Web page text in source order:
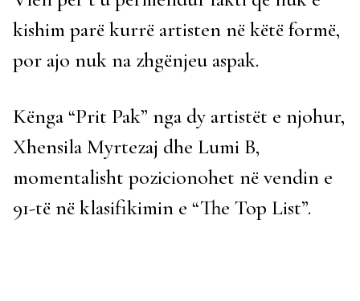
kishim parë kurrë artisten në këtë formë,
por ajo nuk na zhgënjeu aspak.
Kënga “Prit Pak” nga dy artistët e njohur,
Xhensila Myrtezaj dhe Lumi B,
momentalisht pozicionohet në vendin e
91-të në klasifikimin e “The Top List”.